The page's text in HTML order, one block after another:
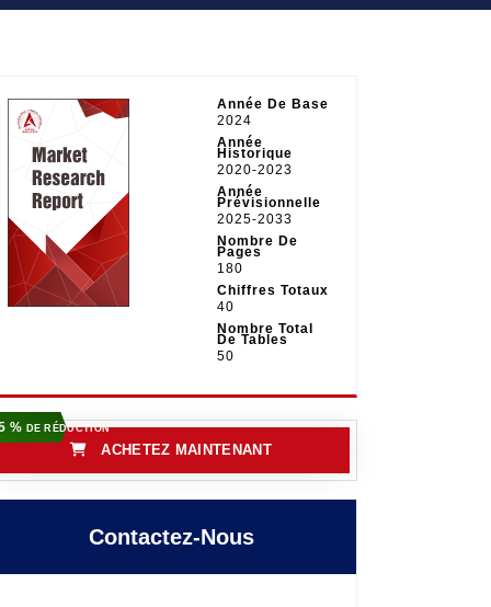
Année De Base
2024
Année
Historique
2020-2023
Année
Prévisionnelle
2025-2033
Nombre De
Pages
180
Chiffres Totaux
40
Nombre Total
De Tables
50
% DE RÉDUCTION
ACHETEZ MAINTENANT
Contactez-Nous